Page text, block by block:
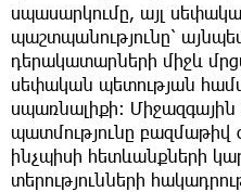
սպասարկումը, այլ
պաշտպանությունը՝
դերակատարների միջև
սեփական պետության
սպառնալիքի։ Միջազգային
պատմությունը բազմաթիվ
ինչպիսի հետևանքների
տերությունների